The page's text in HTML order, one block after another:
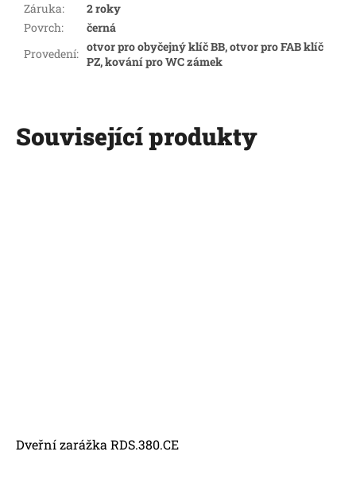
Záruka:
2 roky
Povrch:
černá
Provedení: otvor pro obyčejný klíč BB, otvor pro FAB klíč
PZ, kování pro WC zámek
Související produkty
Dveřní zarážka RDS.380.CE